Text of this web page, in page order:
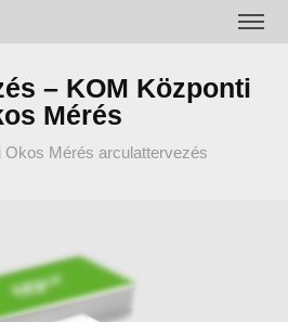
– KOM Központi
Mérés
Okos Mérés arculattervezés